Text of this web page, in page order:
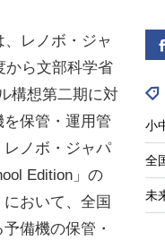
レノボ・ジャ
から文部科学省
構想第二期に対
保管・運用管
ノボ・ジャパ
Edition」の
において、全国
備機の保管・